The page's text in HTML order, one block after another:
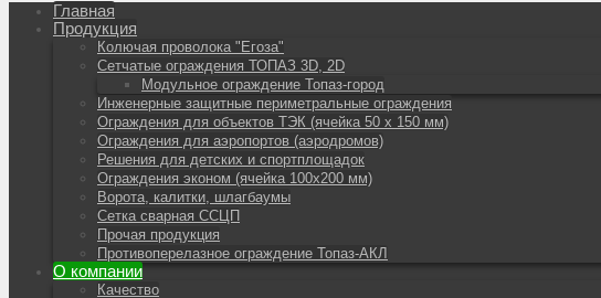
Главная
Продукция
Колючая проволока "Егоза"
Сетчатые ограждения ТОПАЗ 3D, 2D
Модульное ограждение Топаз-город
Инженерные защитные периметральные ограждения
Ограждения для объектов ТЭК (ячейка 50 х 150 мм)
Ограждения для аэропортов (аэродромов)
Решения для детских и спортплощадок
Ограждения эконом (ячейка 100х200 мм)
Ворота, калитки, шлагбаумы
Сетка сварная ССЦП
Прочая продукция
Противоперелазное ограждение Топаз-АКЛ
О компании
Качество